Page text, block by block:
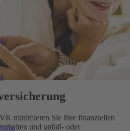
minimieren Sie Ihre finanziellen
und unfall- oder